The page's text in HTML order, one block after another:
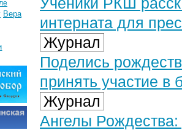
интерната для
Журнал
Поделись
принять участие в
Журнал
Ангелы
Вера